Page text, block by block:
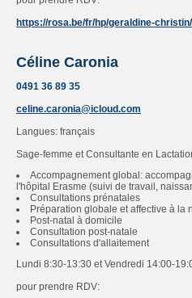
https://rosa.be/fr/hp/geraldine-christin/
Céline Caronia
0491 36 89 35
celine.caronia@icloud.com
Langues: français
Sage-femme et Consultante en
Accompagnement global:
l'hôpital Erasme (suivi de travail,
Consultations prénatales
Préparation globale et affective à la
Post-natal à domicile
Consultation post-natale
Consultations d'allaitement
Lundi 8:30-13:30 et Vendredi 14:00-
pour prendre RDV: